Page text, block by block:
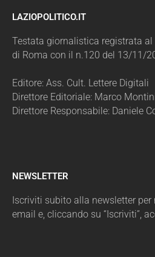
LAZIOPOLITICO.IT
Testata giornalistica registrata al
di Roma con il n.120 del 13/11/
Editore: Ass. Cult. Lettere Digitali
Direttore Editoriale: Marco
Direttore Responsabile: Daniele
NEWSLETTER
Iscriviti subito alla newsletter
email e, cliccando su “Iscriviti”,